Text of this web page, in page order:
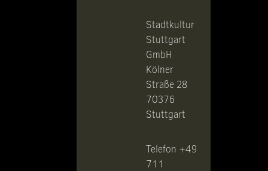
Stadtkultur
Stuttgart
GmbH
Kölner
Straße 28
70376
Stuttgart
Telefon +49
711